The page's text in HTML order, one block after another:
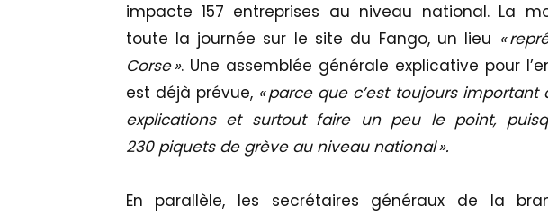
impacte 157 entreprises au niveau national. La
toute la journée sur le site du Fango, un lieu «
Corse ». Une assemblée générale explicative pour
est déjà prévue, « parce que c’est toujours
explications et surtout faire un peu le point,
230 piquets de grève au niveau national ».
En parallèle, les secrétaires généraux de la